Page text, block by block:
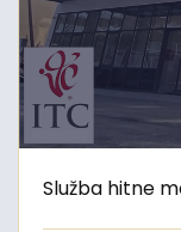
Služba hitne